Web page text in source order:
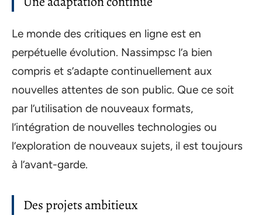
Le monde des critiques en ligne est en
perpétuelle évolution. Nassimpsc l’a bien
compris et s’adapte continuellement aux
nouvelles attentes de son public. Que ce soit
par l’utilisation de nouveaux formats,
l’intégration de nouvelles technologies ou
l’exploration de nouveaux sujets, il est toujours
à l’avant-garde.
Des projets ambitieux